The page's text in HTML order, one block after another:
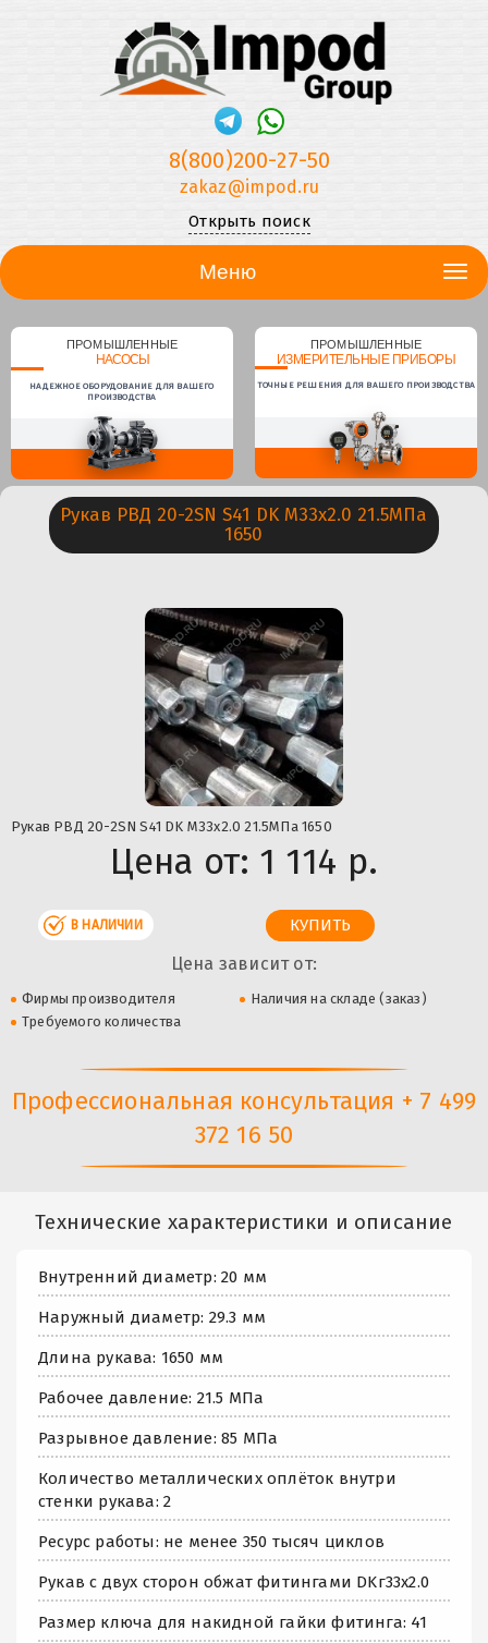
8(800)200-27-50
zakaz@impod.ru
Открыть поиск
Меню
ПРОМЫШЛЕННЫЕ
НАСОСЫ
НАДЕЖНОЕ ОБОРУДОВАНИЕ ДЛЯ ВАШЕГО
ПРОИЗВОДСТВА
ПРОМЫШЛЕННЫЕ
ИЗМЕРИТЕЛЬНЫЕ ПРИБОРЫ
ТОЧНЫЕ РЕШЕНИЯ ДЛЯ ВАШЕГО ПРОИЗВОДСТВА
Рукав РВД 20-2SN S41 DK М33х2.0 21.5МПа
1650
Рукав РВД 20-2SN S41 DK М33х2.0 21.5МПа 1650
Цена от: 1 114 р.
В НАЛИЧИИ
Цена зависит от:
Фирмы производителя
Наличия на складе (заказ)
Требуемого количества
Профессиональная консультация + 7 499
372 16 50
Технические характеристики и описание
Внутренний диаметр: 20 мм
Наружный диаметр: 29.3 мм
Длина рукава: 1650 мм
Рабочее давление: 21.5 МПа
Разрывное давление: 85 МПа
Количество металлических оплёток внутри
стенки рукава: 2
Ресурс работы: не менее 350 тысяч циклов
Рукав с двух сторон обжат фитингами DKг33х2.0
Размер ключа для накидной гайки фитинга: 41